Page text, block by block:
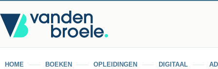
HOME BOEKEN OPLEIDINGEN DIGITAAL